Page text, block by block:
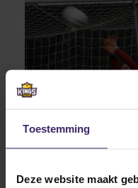
Toestemming
Deze website maakt